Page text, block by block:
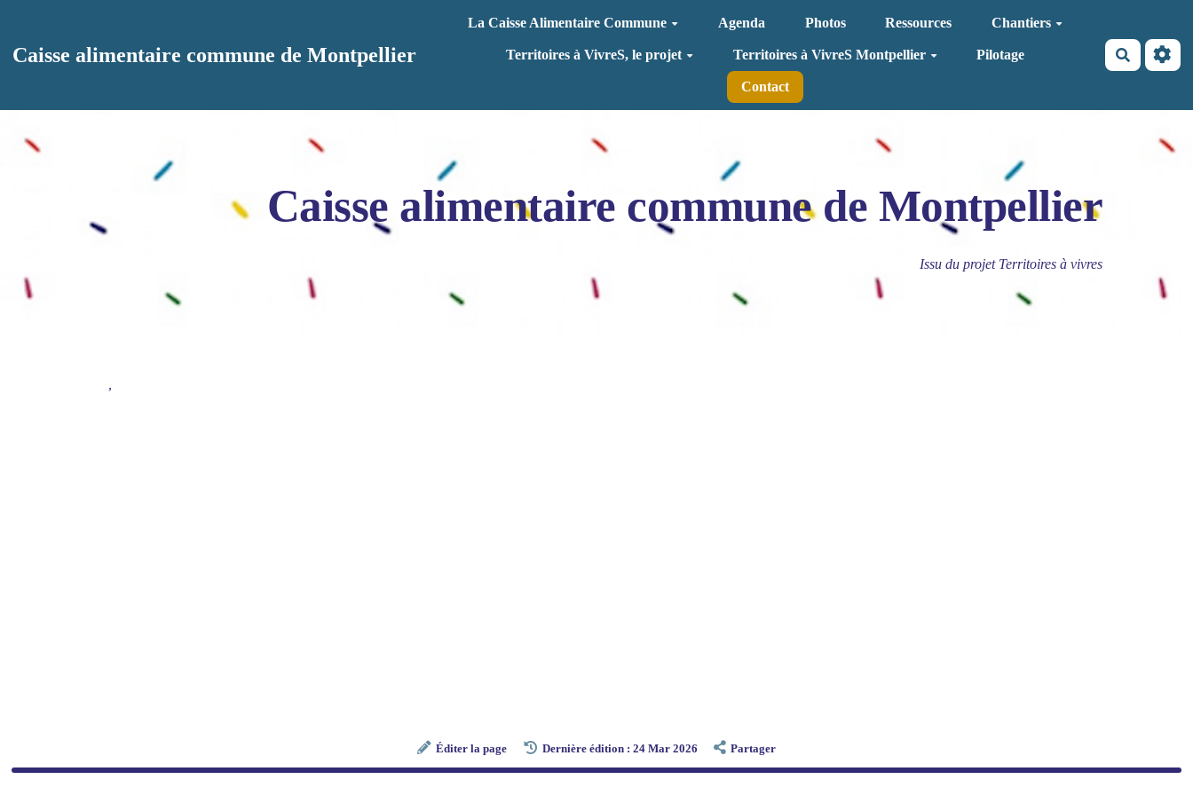
Caisse alimentaire commune de Montpellier
La Caisse Alimentaire Commune Agenda Photos Ressources Chantiers
Territoires à VivreS, le projet Territoires à VivreS Montpellier Pilotage
Contact
Caisse alimentaire commune de Montpellier
Issu du projet Territoires à vivres
,
Éditer la page Dernière édition : 24 Mar 2026 Partager